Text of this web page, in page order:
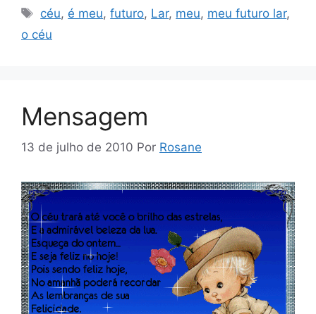
Tags
céu, é meu,futuro, Lar, meu, meu futuro lar,
o céu
Mensagem
13 de julho de 2010 Por Rosane